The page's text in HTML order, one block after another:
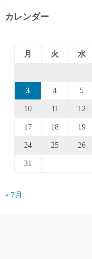
カレンダー
月
火 水
3 4 5
10 11 12
17 18 19
24 25 26
31
« 7月